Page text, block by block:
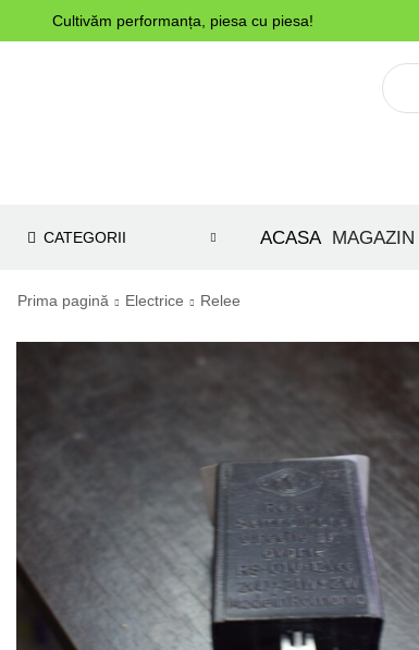
Cultivăm performanța, piesa cu piesa!
CATEGORII ACASA MAGAZIN
Prima pagină Electrice Relee